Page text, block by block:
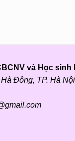
và Học sinh
Đông, TP. Hà